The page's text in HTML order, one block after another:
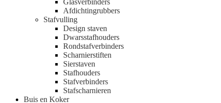
Glasverbinders
Afdichtingrubbers
Stafvulling
Design staven
Dwarsstafhouders
Rondstafverbinders
Scharnierstiften
Sierstaven
Stafhouders
Stafverbinders
Stafscharnieren
Buis en Koker